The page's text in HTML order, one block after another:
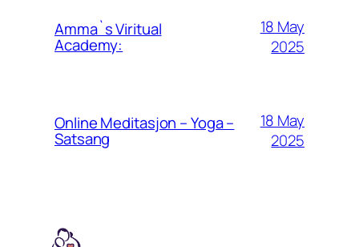
Amma`s Viritual
Academy:
18 May
2025
Online Meditasjon – Yoga –
Satsang
18 May
2025